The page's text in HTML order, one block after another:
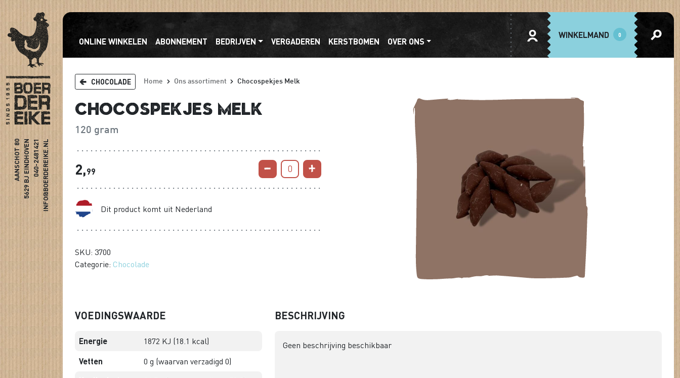
AANSCHOT 805629 BJ EINDHOVEN040-2481421INFO@BOERDEREIKE.NL
ONLINE WINKELEN ABONNEMENT BEDRIJVEN VERGADEREN KERSTBOMEN OVER ONS
WINKELMAND 0
CHOCOLADE Home Ons assortiment Chocospekjes Melk
Chocospekjes Melk
120 gram
2,99 0
Dit product komt uit Nederland
SKU: 3700
Categorie: Chocolade
VOEDINGSWAARDE
Energie 1872 KJ (18.1 kcal)
Vetten 0 g (waarvan verzadigd 0)
BESCHRIJVING
Geen beschrijving beschikbaar